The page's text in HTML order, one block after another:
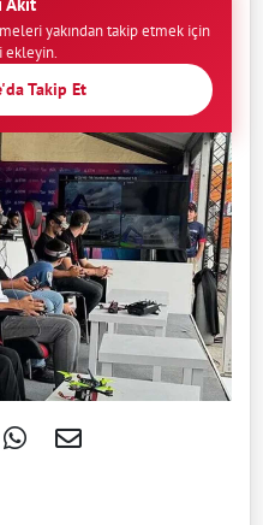
yakından takip etmek için
ekleyin.
Takip Et